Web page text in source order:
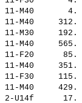
11-M40       4.
11-M40     312.
11-M30     192.
11-M40     565.
11-F20      85.
11-M40     351.
11-F30     115.
11-M40     429.
2-U14f      17.